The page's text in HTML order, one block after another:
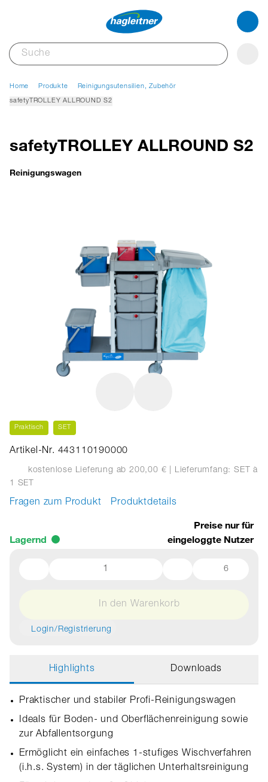
Home Produkte Reinigungsutensilien, Zubehör
safetyTROLLEY ALLROUND S2
safetyTROLLEY ALLROUND S2
Reinigungswagen
Praktisch SET
Artikel-Nr. 443110190000
kostenlose Lieferung ab 200,00 € | Lieferumfang: SET
à
1 SET
Fragen zum Produkt Produktdetails
Lagernd
Preise nur für
eingeloggte Nutzer
6
In den Warenkorb
Login/Registrierung
Highlights Downloads
Praktischer und stabiler Profi-Reinigungswagen
Ideals für Boden- und Oberflächenreinigung sowie
zur Abfallentsorgung
Ermöglicht ein einfaches 1-stufiges Wischverfahren
(i.h.s. System) in der täglichen Unterhaltsreinigung